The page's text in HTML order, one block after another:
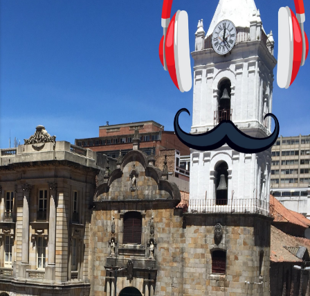
con personajes simpáticos y ayudas
visuales. ¿Será posible que una app que
antes nos enseñó francés, ahora nos
convierta en jugadores de ajedrez? Aún
no podrás jugar contra otros humanos
La aplicación Duolingo fue lanzada en
2012 y cuenta con más de 37 millones
de usuarios activos diarios. Desde 2022,
ha empeza...